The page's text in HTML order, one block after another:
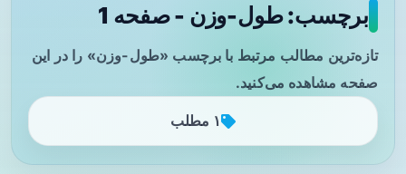
برچسب: طول-وزن - صفحه 1
تازه‌ترین مطالب مرتبط با برچسب «طول-وزن» را در این
صفحه مشاهده می‌کنید.
۱ مطلب